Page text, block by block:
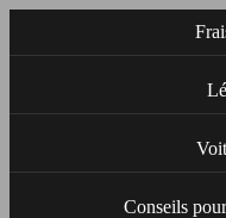
Conseils